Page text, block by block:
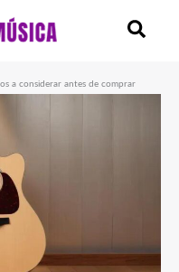
a considerar antes de comprar